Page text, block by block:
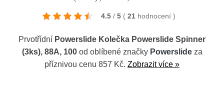
4.5 / 5 ( 21 hodnocení )
Prvotřídní Powerslide Kolečka Powerslide Spinner
(3ks), 88A, 100od oblíbené značky Powerslideza
příznivou cenu 857 Kč. Zobrazit více »